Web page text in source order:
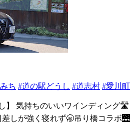
ち #道の駅どうし #道志村 #愛川町
】 気持ちのいいワインディング🛣️
しが強く寝れず🥱吊り橋コラボ🌉